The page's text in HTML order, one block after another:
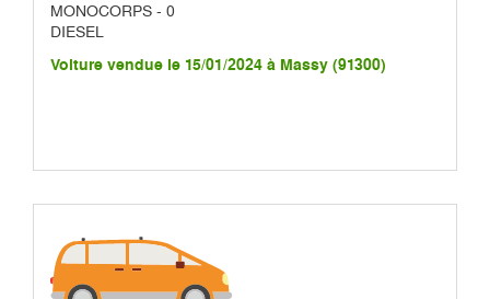
MONOCORPS - 0
DIESEL
Voiture vendue le 15/01/2024 à Massy (91300)